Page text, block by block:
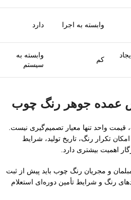
وابسته به اجرا دارد
کم
وابسته به
سیستم
عمده جوهر رنگ چوب
واحد تنها معیار تصمیم‌گیری نیست.
تکرار رنگ، تاریخ تولید، شرایط
اهمیت بیشتری دارد.
مبلمان و مجریان رنگ چوب باید پیش از ثبت
رنگ و شرایط تأمین دوره‌ای استعلام